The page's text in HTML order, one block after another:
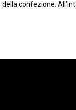
confezione.